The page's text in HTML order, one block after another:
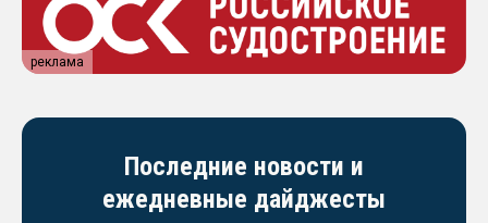
реклама
Последние новости и
ежедневные дайджесты